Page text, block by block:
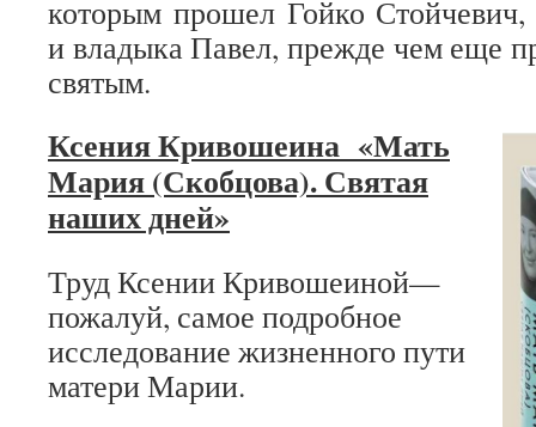
которым прошел Гойко Стойчевич,
и владыка Павел, прежде чем еще
святым.
Ксения Кривошеина «Мать
Мария (Скобцова). Святая
наших дней»
Труд Ксении Кривошеиной—
пожалуй, самое подробное
исследование жизненного пути
матери Марии.